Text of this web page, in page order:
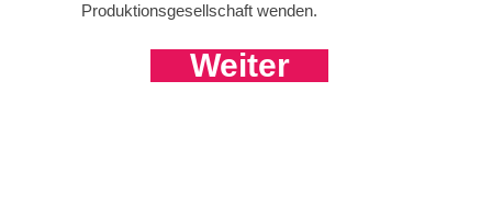
Produktionsgesellschaft wenden.
Weiter